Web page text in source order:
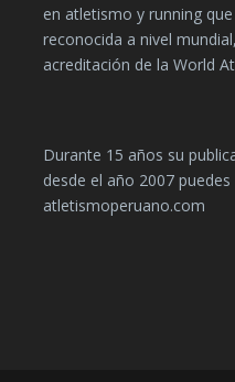
en atletismo y running
reconocida a nivel
acreditación de la World
Durante 15 años su
desde el año 2007
atletismoperuano.com